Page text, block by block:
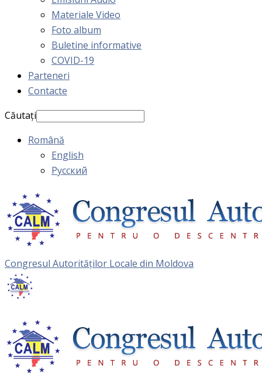
Materiale Video
Foto album
Buletine informative
COVID-19
Parteneri
Contacte
Căutați
Română
English
Русский
Congresul Autorităţilor Locale din Moldova